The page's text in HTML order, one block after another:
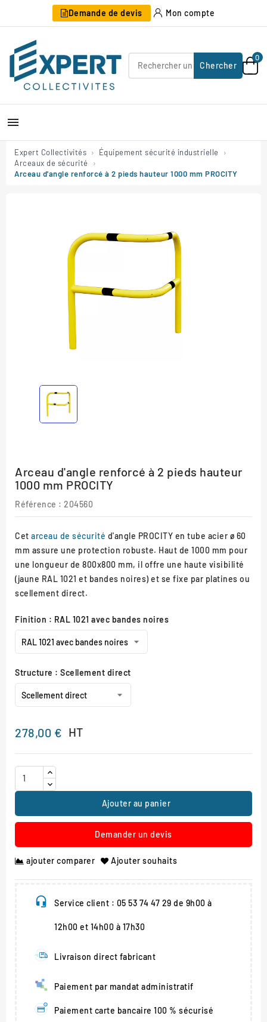
Demande de devis Mon compte
Chercher
0

Expert Collectivités
Équipement sécurité industrielle
Arceaux de sécurité
Arceau d'angle renforcé à 2 pieds hauteur 1000 mm PROCITY
Arceau d'angle renforcé à 2 pieds hauteur
1000 mm PROCITY
Référence : 204560
Cet arceau de sécurité d'angle PROCITY en tube acier ø 60
mm assure une protection robuste. Haut de 1000 mm pour
une longueur de 800x800 mm, il offre une haute visibilité
(jaune RAL 1021 et bandes noires) et se fixe par platines ou
scellement direct.
Finition : RAL 1021 avec bandes noires
Structure : Scellement direct
278,00 € HT
Ajouter au panier
Demander un devis
ajouter comparer Ajouter souhaits
Service client : 05 53 74 47 29 de 9h00 à
12h00 et 14h00 à 17h30
Livraison direct fabricant
Paiement par mandat administratif
Paiement carte bancaire 100 % sécurisé